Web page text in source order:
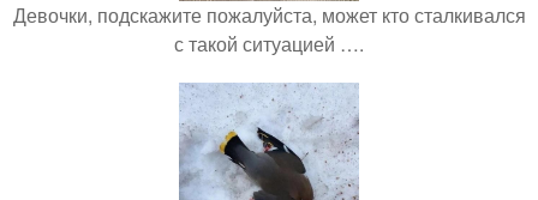
Девочки, подскажите пожалуйста, может кто сталкивался
с такой ситуацией ….